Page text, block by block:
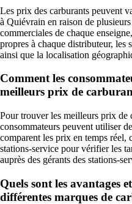
Les prix des carburants peuvent
à Quiévrain en raison de
commerciales de chaque
propres à chaque distributeur, les
ainsi que la localisation
Comment les
meilleurs prix de
Pour trouver les meilleurs prix de
consommateurs peuvent utiliser
comparent les prix en temps réel,
stations-service pour vérifier les
auprès des gérants des stations-
Quels sont les avantages
différentes marques de